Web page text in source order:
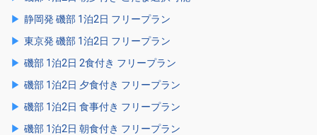
静岡発 磯部 1泊2日 フリープラン
東京発 磯部 1泊2日 フリープラン
磯部 1泊2日 2食付き フリープラン
磯部 1泊2日 夕食付き フリープラン
磯部 1泊2日 食事付き フリープラン
磯部 1泊2日 朝食付き フリープラン